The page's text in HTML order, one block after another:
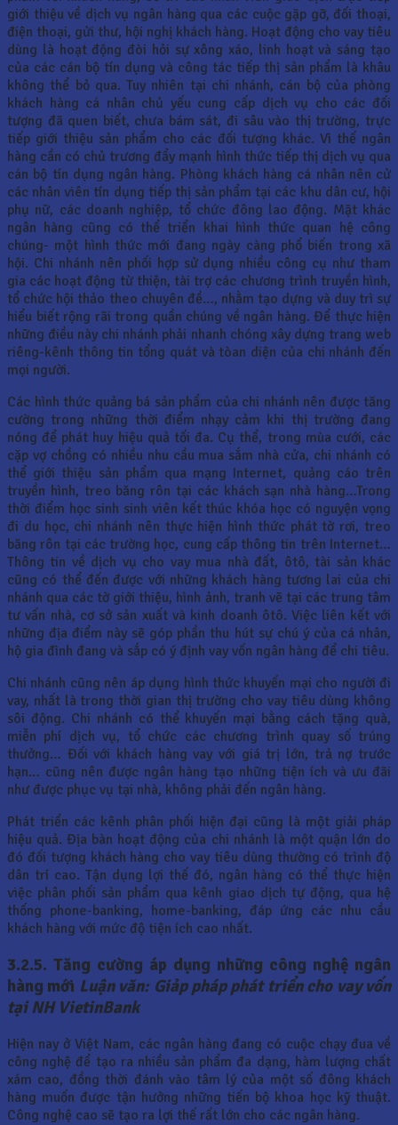
giới thiệu về dịch vụ ngân hàng qua các cuộc gặp gỡ, đối thoại,
điện thoại, gửi thư, hội nghị khách hàng. Hoạt động cho vay tiêu
dùng là hoạt động đòi hỏi sự xông xáo, linh hoạt và sáng tạo
của các cán bộ tín dụng và công tác tiếp thị sản phẩm là khâu
không thể bỏ qua. Tuy nhiên tại chi nhánh, cán bộ của phòng
khách hàng cá nhân chủ yếu cung cấp dịch vụ cho các đối
tượng đã quen biết, chưa bám sát, đi sâu vào thị trường, trực
tiếp giới thiệu sản phẩm cho các đối tượng khác. Vì thế ngân
hàng cần có chủ trương đẩy mạnh hình thức tiếp thị dịch vụ qua
cán bộ tín dụng ngân hàng. Phòng khách hàng cá nhân nên cử
các nhân viên tín dụng tiếp thị sản phẩm tại các khu dân cư, hội
phụ nữ, các doanh nghiệp, tổ chức đông lao động. Mặt khác
ngân hàng cũng có thể triển khai hình thức quan hệ công
chúng- một hình thức mới đang ngày càng phổ biến trong xã
hội. Chi nhánh nên phối hợp sử dụng nhiều công cụ như tham
gia các hoạt động từ thiện, tài trợ các chương trình truyền hình,
tổ chức hội thảo theo chuyên đề…, nhằm tạo dựng và duy trì sự
hiểu biết rộng rãi trong quần chúng về ngân hàng. Để thực hiện
những điều này chi nhánh phải nhanh chóng xây dựng trang web
riêng-kênh thông tin tổng quát và tòan diện của chi nhánh đến
mọi người.
Các hình thức quảng bá sản phẩm của chi nhánh nên được tăng
cường trong những thời điểm nhạy cảm khi thị trường đang
nóng để phát huy hiệu quả tối đa. Cụ thể, trong mùa cưới, các
cặp vợ chồng có nhiều nhu cầu mua sắm nhà cửa, chi nhánh có
thể giới thiệu sản phẩm qua mạng Internet, quảng cáo trên
truyền hình, treo băng rôn tại các khách sạn nhà hàng…Trong
thời điểm học sinh sinh viên kết thúc khóa học có nguyện vọng
đi du học, chi nhánh nên thực hiện hình thức phát tờ rơi, treo
băng rôn tại các trường học, cung cấp thông tin trên Internet…
Thông tin về dịch vụ cho vay mua nhà đất, ôtô, tài sản khác
cũng có thể đến được với những khách hàng tương lai của chi
nhánh qua các tờ giới thiệu, hình ảnh, tranh vẽ tại các trung tâm
tư vấn nhà, cơ sở sản xuất và kinh doanh ôtô. Việc liên kết với
những địa điểm này sẽ góp phần thu hút sự chú ý của cá nhân,
hộ gia đình đang và sắp có ý định vay vốn ngân hàng để chi tiêu.
Chi nhánh cũng nên áp dụng hình thức khuyến mại cho người đi
vay, nhất là trong thời gian thị trường cho vay tiêu dùng không
sôi động. Chi nhánh có thể khuyến mại bằng cách tặng quà,
miễn phí dịch vụ, tổ chức các chương trình quay số trúng
thưởng… Đối với khách hàng vay với giá trị lớn, trả nợ trước
hạn… cũng nên được ngân hàng tạo những tiện ích và ưu đãi
như được phục vụ tại nhà, không phải đến ngân hàng.
Phát triển các kênh phân phối hiện đại cũng là một giải pháp
hiệu quả. Địa bàn hoạt động của chi nhánh là một quận lớn do
đó đối tượng khách hàng cho vay tiêu dùng thường có trình độ
dân trí cao. Tận dụng lợi thế đó, ngân hàng có thể thực hiện
việc phân phối sản phẩm qua kênh giao dịch tự động, qua hệ
thống phone-banking, home-banking, đáp ứng các nhu cầu
khách hàng với mức độ tiện ích cao nhất.
3.2.5. Tăng cường áp dụng những công nghệ ngân
hàng mới Luận văn: Giảp pháp phát triển cho vay vốn
tại NH VietinBank
Hiện nay ở Việt Nam, các ngân hàng đang có cuộc chạy đua về
công nghệ để tạo ra nhiều sản phẩm đa dạng, hàm lượng chất
xám cao, đồng thời đánh vào tâm lý của một số đông khách
hàng muốn được tận hưởng những tiến bộ khoa học kỹ thuật.
Công nghệ cao sẽ tạo ra lợi thế rất lớn cho các ngân hàng.